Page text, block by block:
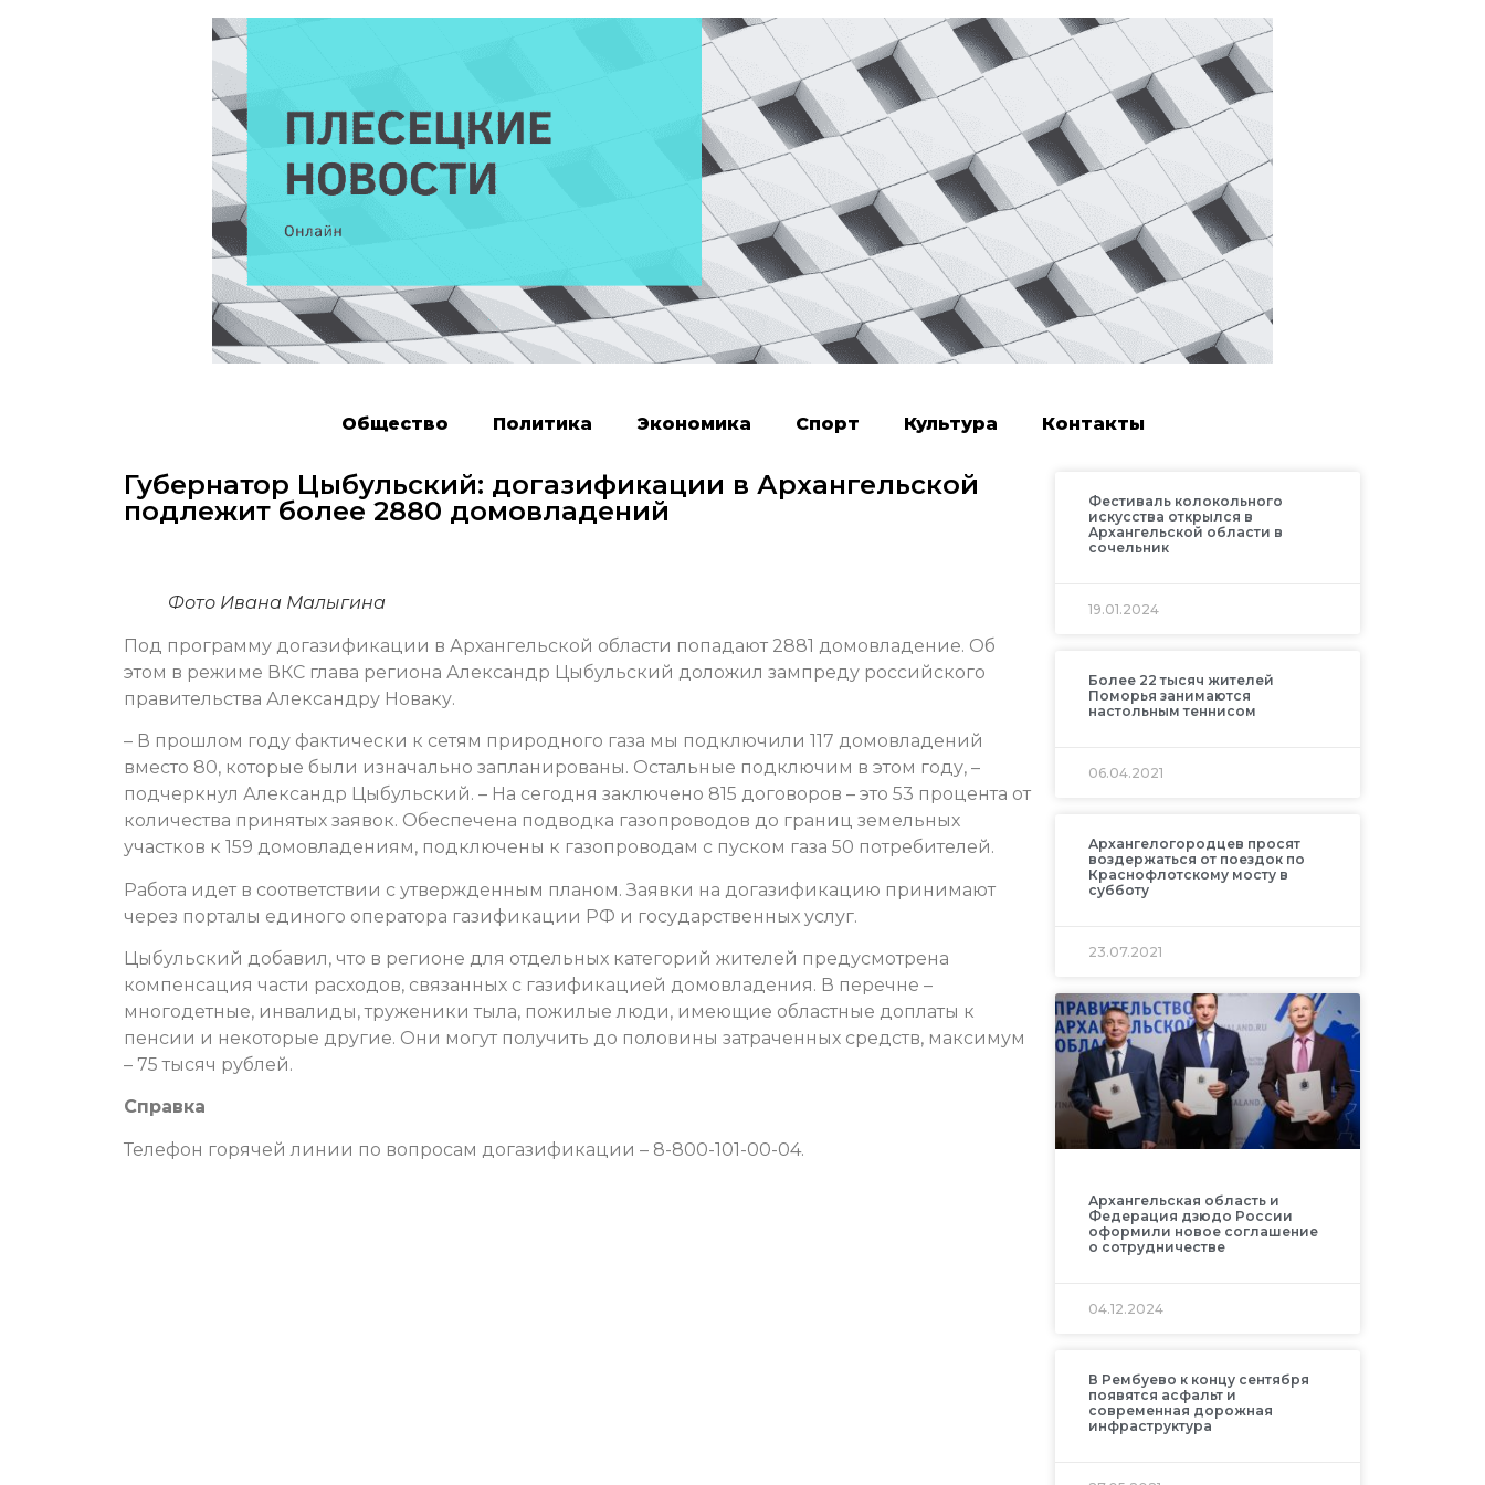
Общество Политика Экономика Спорт Культура Контакты
Губернатор Цыбульский: догазификации в Архангельской
подлежит более 2880 домовладений
Фото Ивана Малыгина
Под программу догазификации в Архангельской области попадают 2881 домовладение. Об
этом в режиме ВКС глава региона Александр Цыбульский доложил зампреду российского
правительства Александру Новаку.
– В прошлом году фактически к сетям природного газа мы подключили 117 домовладений
вместо 80, которые были изначально запланированы. Остальные подключим в этом году, –
подчеркнул Александр Цыбульский. – На сегодня заключено 815 договоров – это 53 процента от
количества принятых заявок. Обеспечена подводка газопроводов до границ земельных
участков к 159 домовладениям, подключены к газопроводам с пуском газа 50 потребителей.
Работа идет в соответствии с утвержденным планом. Заявки на догазификацию принимают
через порталы единого оператора газификации РФ и государственных услуг.
Цыбульский добавил, что в регионе для отдельных категорий жителей предусмотрена
компенсация части расходов, связанных с газификацией домовладения. В перечне –
многодетные, инвалиды, труженики тыла, пожилые люди, имеющие областные доплаты к
пенсии и некоторые другие. Они могут получить до половины затраченных средств, максимум
– 75 тысяч рублей.
Справка
Телефон горячей линии по вопросам догазификации – 8-800-101-00-04.
Фестиваль колокольного
искусства открылся в
Архангельской области в
сочельник
19.01.2024
Более 22 тысяч жителей
Поморья занимаются
настольным теннисом
06.04.2021
Архангелогородцев просят
воздержаться от поездок по
Краснофлотскому мосту в
субботу
23.07.2021
Архангельская область и
Федерация дзюдо России
оформили новое соглашение
о сотрудничестве
04.12.2024
В Рембуево к концу сентября
появятся асфальт и
современная дорожная
инфраструктура